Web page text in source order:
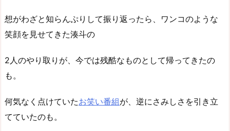
想がわざと知らんぷりして振り返ったら、ワンコのような
笑顔を見せてきた湊斗の
2人のやり取りが、今では残酷なものとして帰ってきたの
も。
何気なく点けていたお笑い番組が、逆にさみしさを引き立
てていたのも。